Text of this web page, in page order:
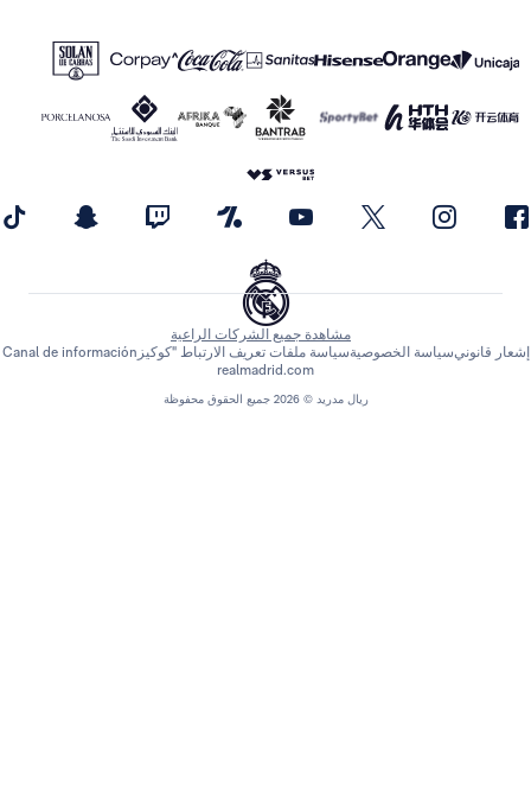
مشاهدة جميع الشركات الراعية
الخصوصيةسياسة ملفات تعريف الارتباط "كوكيز Canal de información
realmadrid.com